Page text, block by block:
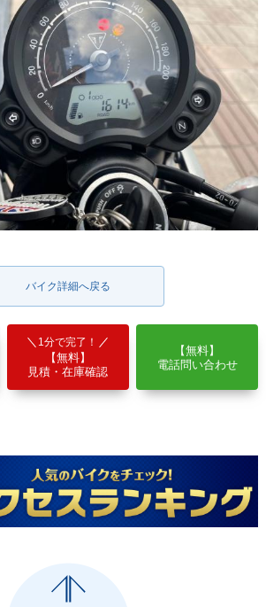
バイク詳細へ戻る
1分で完了！
【無料】
見積・在庫確認
【無料】
電話問い合わせ